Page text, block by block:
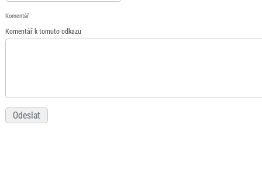
Komentář
Komentář k tomuto odkazu